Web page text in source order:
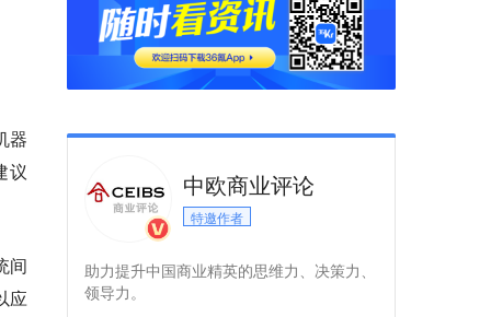
器
议
间
应
中欧商业评论
特邀作者
助力提升中国商业精英的思维力、决策力、
领导力。